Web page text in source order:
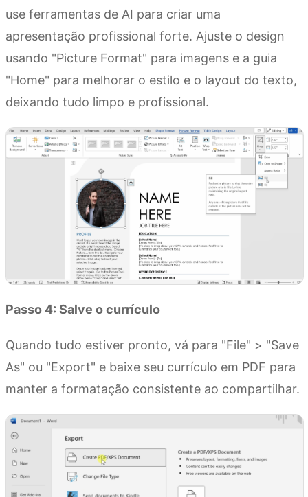
use ferramentas de AI para criar uma
apresentação profissional forte. Ajuste o design
usando "Picture Format" para imagens e a guia
"Home" para melhorar o estilo e o layout do texto,
deixando tudo limpo e profissional.
Passo 4: Salve o currículo
Quando tudo estiver pronto, vá para "File" > "Save
As" ou "Export" e baixe seu currículo em PDF para
manter a formatação consistente ao compartilhar.